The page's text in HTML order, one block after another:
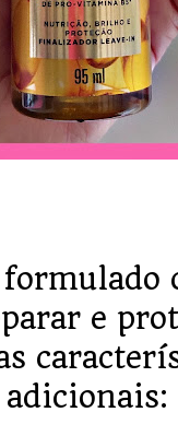
e
adicionais: